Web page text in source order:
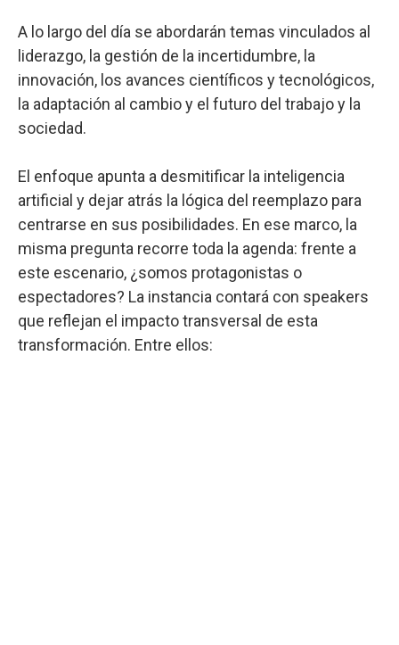
A lo largo del día se abordarán temas vinculados al
liderazgo, la gestión de la incertidumbre, la
innovación, los avances científicos y tecnológicos,
la adaptación al cambio y el futuro del trabajo y la
sociedad.
El enfoque apunta a desmitificar la inteligencia
artificial y dejar atrás la lógica del reemplazo para
centrarse en sus posibilidades. En ese marco, la
misma pregunta recorre toda la agenda: frente a
este escenario, ¿somos protagonistas o
espectadores? La instancia contará con speakers
que reflejan el impacto transversal de esta
transformación. Entre ellos: